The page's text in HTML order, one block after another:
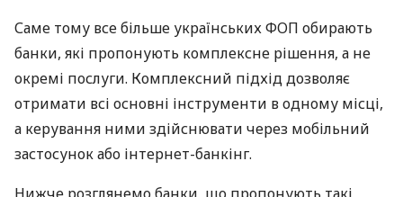
Саме тому все більше українських ФОП обирають
банки, які пропонують комплексне рішення, а не
окремі послуги. Комплексний підхід дозволяє
отримати всі основні інструменти в одному місці,
а керування ними здійснювати через мобільний
застосунок або інтернет-банкінг.